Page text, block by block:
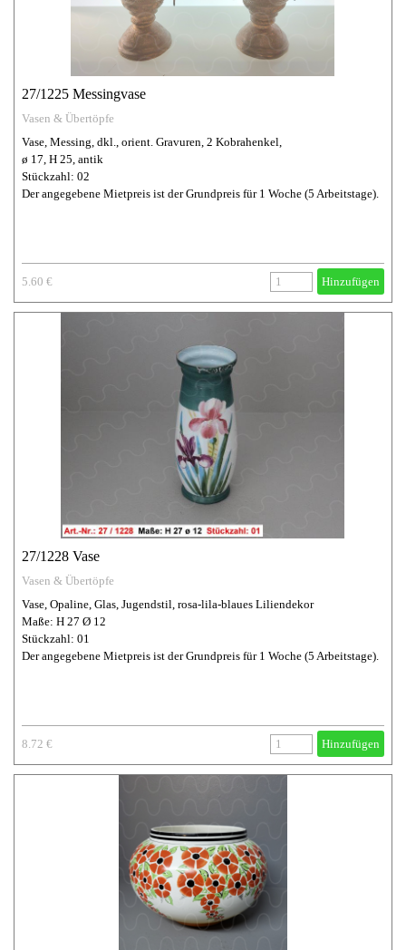
27/1225 Messingvase
Vasen & Übertöpfe
Vase, Messing, dkl., orient. Gravuren, 2 Kobrahenkel,
ø 17, H 25, antik
Stückzahl: 02
Der angegebene Mietpreis ist der Grundpreis für 1 Woche (5 Arbeitstage).
5.60 € Hinzufügen
27/1228 Vase
Vasen & Übertöpfe
Vase, Opaline, Glas, Jugendstil, rosa-lila-blaues Liliendekor
Maße: H 27 Ø 12
Stückzahl: 01
Der angegebene Mietpreis ist der Grundpreis für 1 Woche (5 Arbeitstage).
8.72 € Hinzufügen